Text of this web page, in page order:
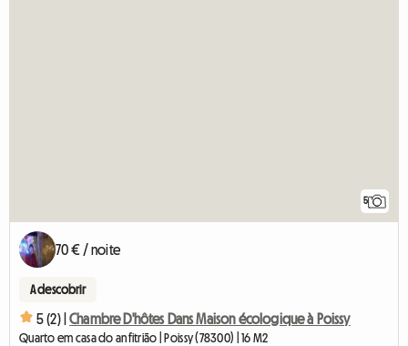
5
70 € / noite
A descobrir
5 (2) | Chambre D'hôtes Dans Maison écologique à Poissy
Quarto em casa do anfitrião | Poissy (78300) | 16 M2